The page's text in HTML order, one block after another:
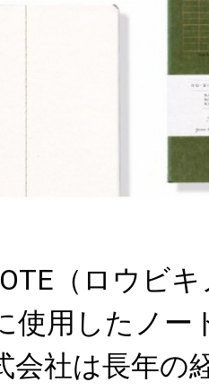
（ロウビ
使用したノー
会社は長年の